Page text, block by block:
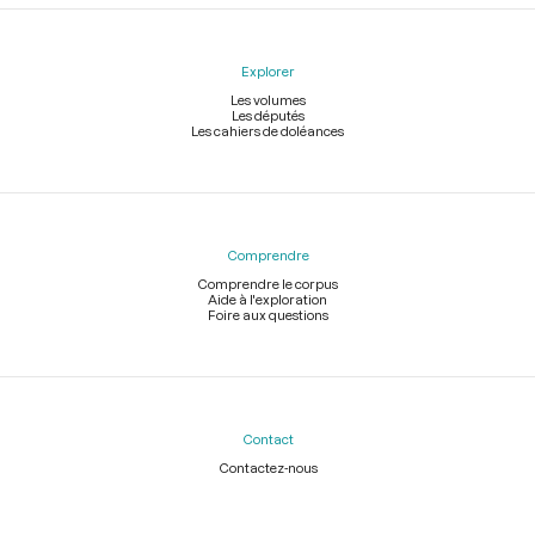
Explorer
Les volumes
Les députés
Les cahiers de doléances
Comprendre
Comprendre le corpus
Aide à l'exploration
Foire aux questions
Contact
Contactez-nous